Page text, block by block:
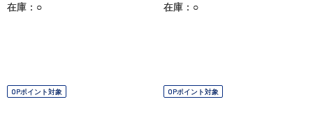
在庫：○ 在庫：○
OPポイント対象 OPポイント対象